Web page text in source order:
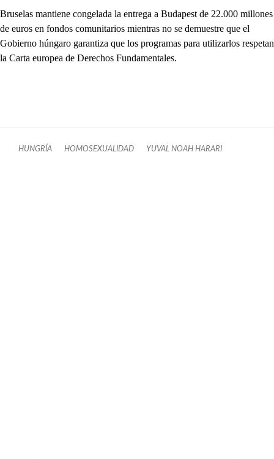
Bruselas mantiene congelada la entrega a Budapest de 22.000 millones
de euros en fondos comunitarios mientras no se demuestre que el
Gobierno húngaro garantiza que los programas para utilizarlos respetan
la Carta europea de Derechos Fundamentales.
HUNGRÍA HOMOSEXUALIDAD YUVAL NOAH HARARI